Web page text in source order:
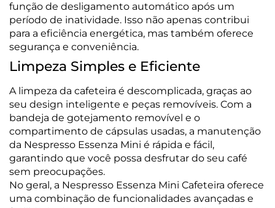
função de desligamento automático após um
período de inatividade. Isso não apenas contribui
para a eficiência energética, mas também oferece
segurança e conveniência.
Limpeza Simples e Eficiente
A limpeza da cafeteira é descomplicada, graças ao
seu design inteligente e peças removíveis. Com a
bandeja de gotejamento removível e o
compartimento de cápsulas usadas, a manutenção
da Nespresso Essenza Mini é rápida e fácil,
garantindo que você possa desfrutar do seu café
sem preocupações.
No geral, a Nespresso Essenza Mini Cafeteira oferece
uma combinação de funcionalidades avançadas e